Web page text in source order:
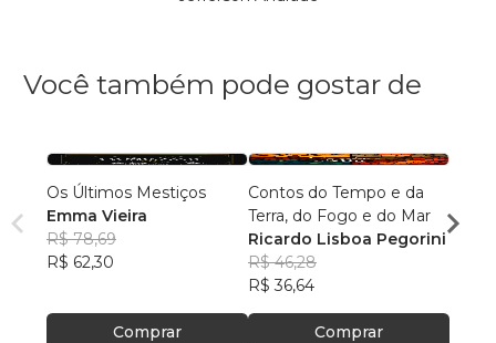
Você também pode gostar de
Os Últimos Mestiços
Emma Vieira
R$ 78,69
R$ 62,30
Comprar
Contos do Tempo e da
Terra, do Fogo e do Mar
Ricardo Lisboa Pegorini
R$ 46,28
R$ 36,64
Comprar